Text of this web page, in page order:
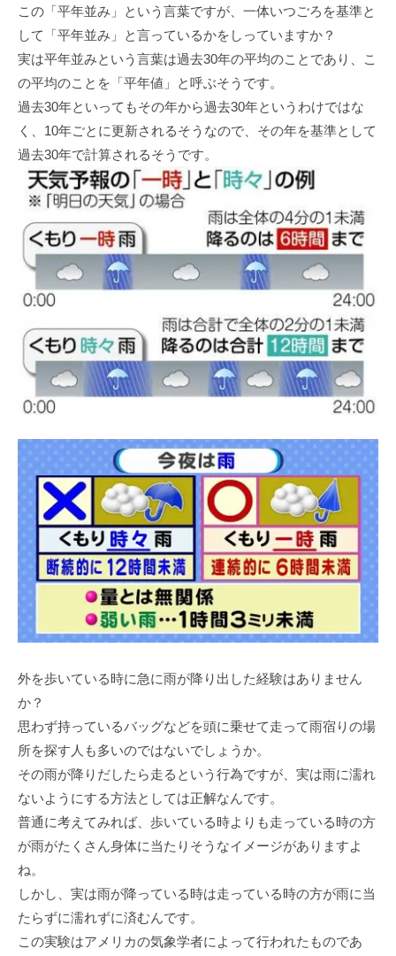
この「平年並み」という言葉ですが、一体いつごろを基準と
して「平年並み」と言っているかをしっていますか？
実は平年並みという言葉は過去30年の平均のことであり、こ
の平均のことを「平年値」と呼ぶそうです。
過去30年といってもその年から過去30年というわけではな
く、10年ごとに更新されるそうなので、その年を基準として
過去30年で計算されるそうです。
外を歩いている時に急に雨が降り出した経験はありません
か？
思わず持っているバッグなどを頭に乗せて走って雨宿りの場
所を探す人も多いのではないでしょうか。
その雨が降りだしたら走るという行為ですが、実は雨に濡れ
ないようにする方法としては正解なんです。
普通に考えてみれば、歩いている時よりも走っている時の方
が雨がたくさん身体に当たりそうなイメージがありますよ
ね。
しかし、実は雨が降っている時は走っている時の方が雨に当
たらずに濡れずに済むんです。
この実験はアメリカの気象学者によって行われたものであ